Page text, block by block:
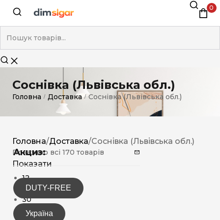
0
Соснівка (Львівська обл.)
Головна / Доставка / Соснівка (Львівська обл.)
Акциз:
DUTY-FREE
Україна
Головна/Доставка/Соснівка (Львівська обл.)
Показано всі 170 товарів
Показати
12
15
30